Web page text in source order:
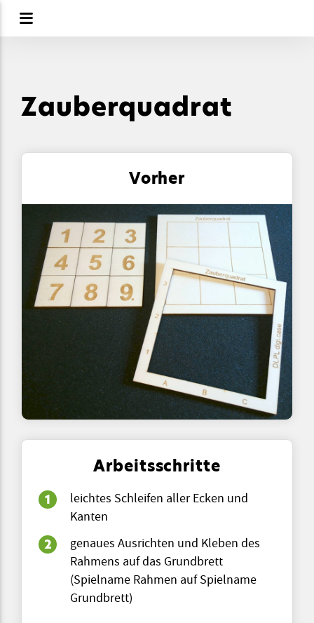
Zauberquadrat
Vorher
Arbeitsschritte
leichtes Schleifen aller Ecken und
Kanten
genaues Ausrichten und Kleben des
Rahmens auf das Grundbrett
(Spielname Rahmen auf Spielname
Grundbrett)